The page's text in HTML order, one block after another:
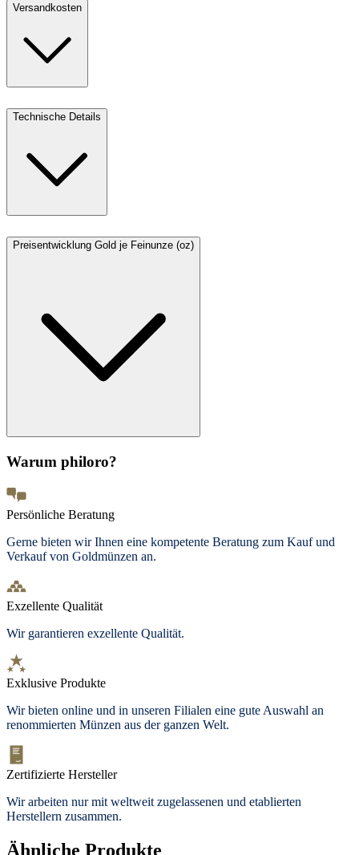
Versandkosten
Technische Details
Preisentwicklung Gold je Feinunze (oz)
Warum philoro?
Persönliche Beratung
Gerne bieten wir Ihnen eine kompetente Beratung zum Kauf und
Verkauf von Goldmünzen an.
Exzellente Qualität
Wir garantieren exzellente Qualität.
Exklusive Produkte
Wir bieten online und in unseren Filialen eine gute Auswahl an
renommierten Münzen aus der ganzen Welt.
Zertifizierte Hersteller
Wir arbeiten nur mit weltweit zugelassenen und etablierten
Herstellern zusammen.
Ähnliche Produkte